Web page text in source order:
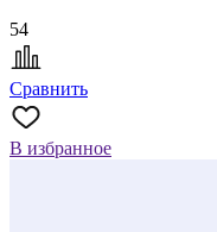
54
Сравнить
В избранное